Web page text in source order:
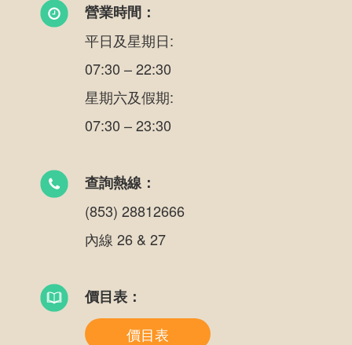
營業時間：
平日及星期日:
07:30 – 22:30
星期六及假期:
07:30 – 23:30
查詢熱線：
(853) 28812666
內線 26 & 27
價目表：
價目表